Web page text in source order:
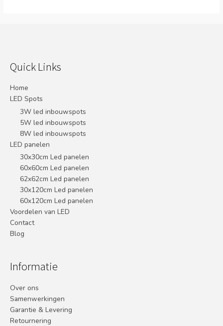
Quick Links
Home
LED Spots
3W led inbouwspots
5W led inbouwspots
8W led inbouwspots
LED panelen
30x30cm Led panelen
60x60cm Led panelen
62x62cm Led panelen
30x120cm Led panelen
60x120cm Led panelen
Voordelen van LED
Contact
Blog
Informatie
Over ons
Samenwerkingen
Garantie & Levering
Retournering